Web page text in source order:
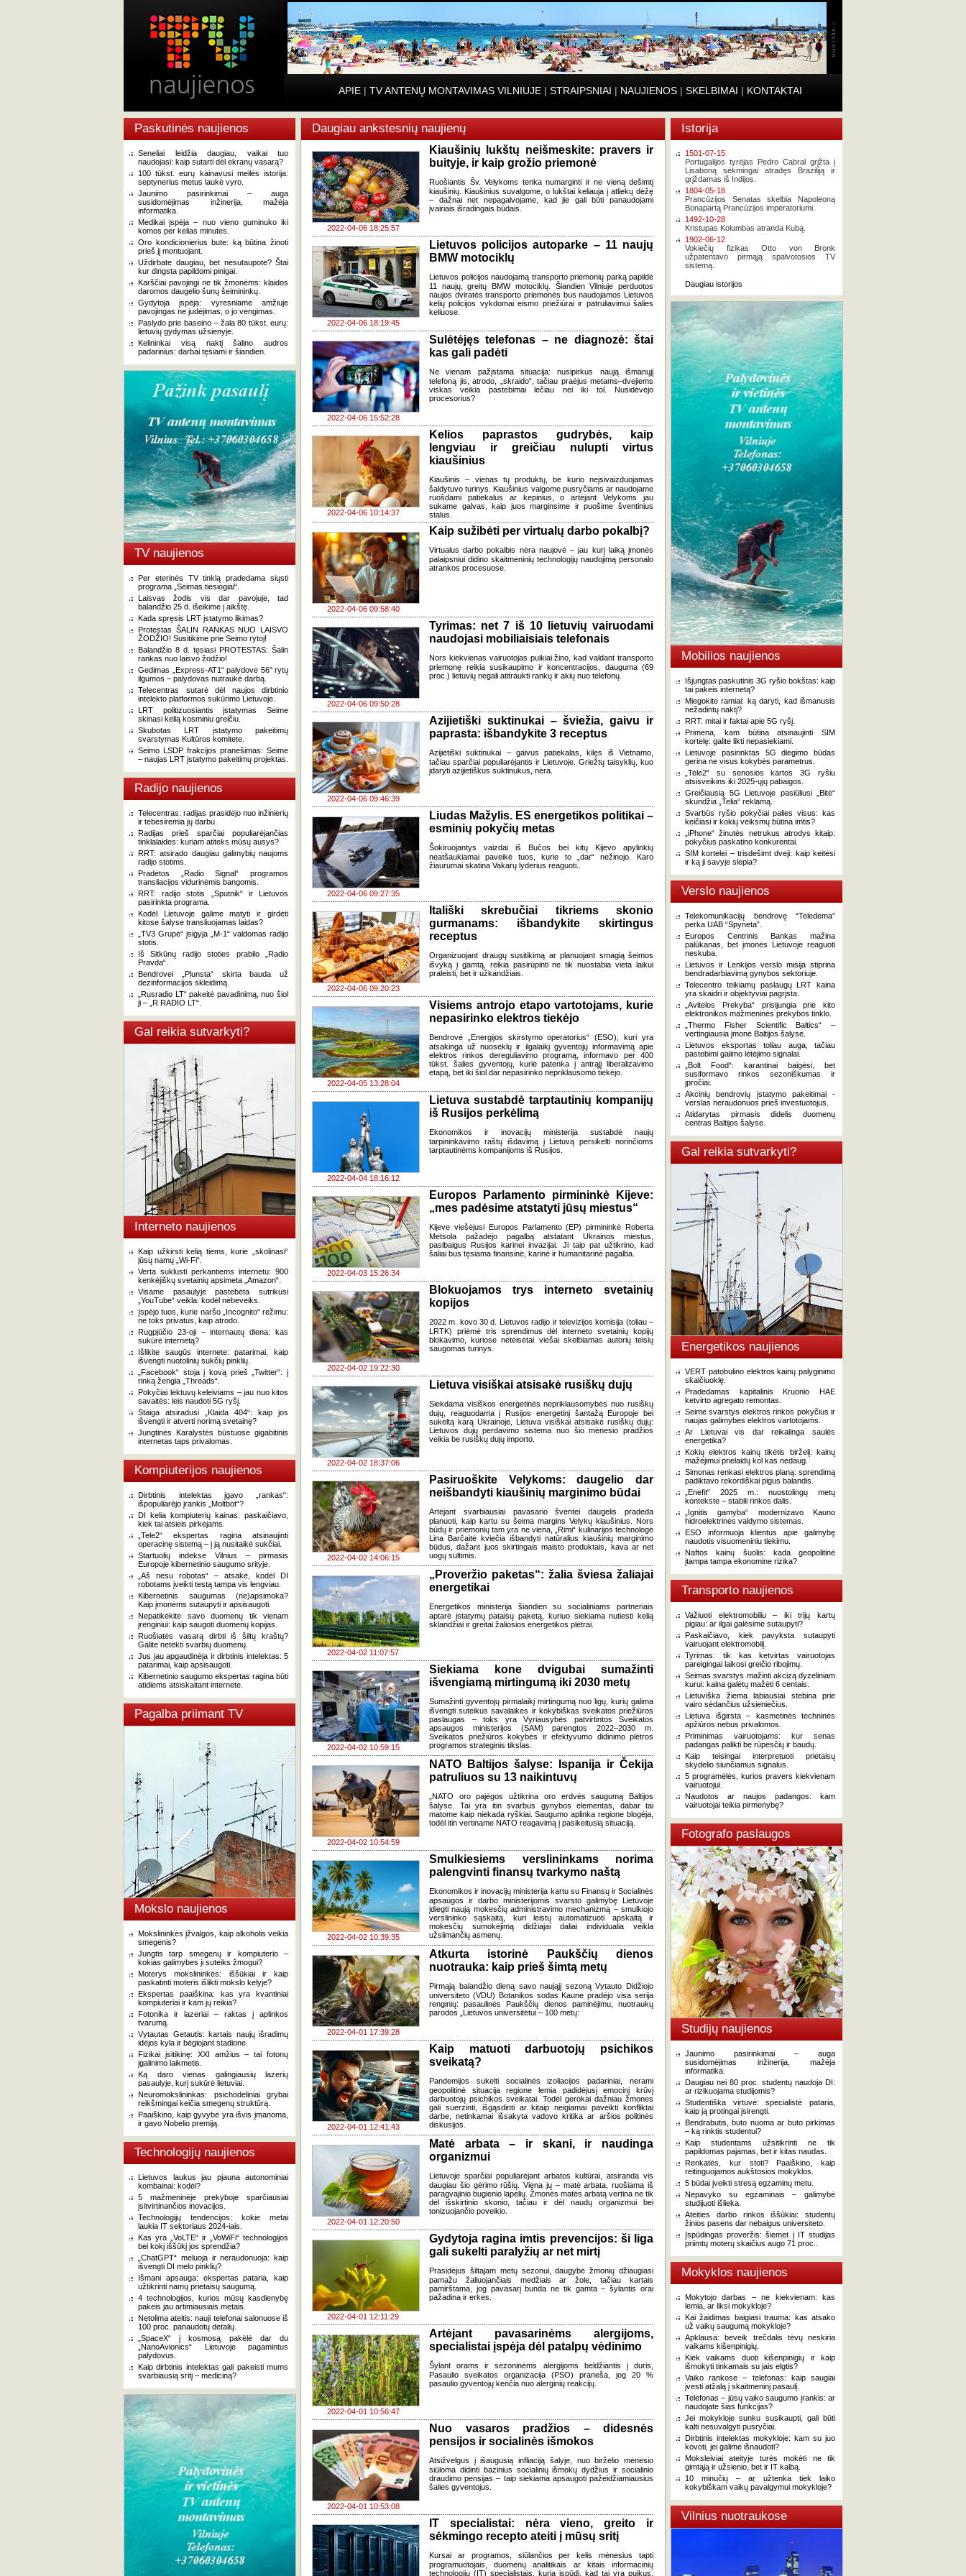
APIE | TV ANTENŲ MONTAVIMAS VILNIUJE | STRAIPSNIAI | NAUJIENOS | SKELBIMAI | KONTAKTAI
Paskutinės naujienos
Seneliai leidžia daugiau, vaikai tuo
naudojasi: kaip sutarti dėl ekranų vasarą?
100 tūkst. eurų kainavusi meilės istorija:
septynerius metus laukė vyro.
Jaunimo pasirinkimai – auga
susidomėjimas inžinerija, mažėja
informatika.
Medikai įspėja – nuo vieno guminuko iki
komos per kelias minutes.
Oro kondicionierius bute: ką būtina žinoti
prieš jį montuojant.
Uždirbate daugiau, bet nesutaupote? Štai
kur dingsta papildomi pinigai.
Karščiai pavojingi ne tik žmonėms: klaidos
daromos daugelio šunų šeimininkų.
Gydytoja įspėja: vyresniame amžiuje
pavojingas ne judėjimas, o jo vengimas.
Paslydo prie baseino – žala 80 tūkst. eurų:
lietuvių gydymas užsienyje.
Kelininkai visą naktį šalino audros
padarinius: darbai tęsiami ir šiandien.
TV naujienos
Per eterinės TV tinklą pradedama siųsti
programa „Seimas tiesiogiai“.
Laisvas žodis vis dar pavojuje, tad
balandžio 25 d. išeikime į aikštę.
Kada spręsis LRT įstatymo likimas?
Protestas ŠALIN RANKAS NUO LAISVO
ŽODŽIO! Susitikime prie Seimo rytoj!
Balandžio 8 d. tęsiasi PROTESTAS: Šalin
rankas nuo laisvo žodžio!
Gedimas „Express-AT1“ palydove 56° rytų
ilgumos – palydovas nutraukė darbą.
Telecentras sutarė dėl naujos dirbtinio
intelekto platformos sukūrimo Lietuvoje.
LRT politizuosiantis įstatymas Seime
skinasi kelią kosminiu greičiu.
Skubotas LRT įstatymo pakeitimų
svarstymas Kultūros komitete.
Seimo LSDP frakcijos pranešimas: Seime
– naujas LRT įstatymo pakeitimų projektas.
Radijo naujienos
Telecentras: radijas prasidėjo nuo inžinierių
ir tebesiremia jų darbu.
Radijas prieš sparčiai populiarėjančias
tinklalaides: kuriam atiteks mūsų ausys?
RRT: atsirado daugiau galimybių naujoms
radijo stotims.
Pradėtos „Radio Signal“ programos
transliacijos vidurinėmis bangomis.
RRT: radijo stotis „Sputnik“ ir Lietuvos
pasirinkta programa.
Kodėl Lietuvoje galime matyti ir girdėti
kitose šalyse transliuojamas laidas?
„TV3 Grupė“ įsigyja „M-1“ valdomas radijo
stotis.
Iš Sitkūnų radijo stoties prabilo „Radio
Pravda“.
Bendrovei „Plunsta“ skirta bauda už
dezinformacijos skleidimą.
„Rusradio LT“ pakeitė pavadinimą, nuo šiol
ji – „R RADIO LT“.
Gal reikia sutvarkyti?
Interneto naujienos
Kaip užkirsti kelią tiems, kurie „skolinasi“
jūsų namų „Wi-Fi“.
Verta suklusti perkantiems internetu: 900
kenkėjiškų svetainių apsimeta „Amazon“.
Visame pasaulyje pastebėta sutrikusi
„YouTube“ veikla: kodėl nebeveiks.
Įspėjo tuos, kurie naršo „Incognito“ režimu:
ne toks privatus, kaip atrodo.
Rugpjūčio 23-oji – internautų diena: kas
sukūrė internetą?
Išlikite saugūs internete: patarimai, kaip
išvengti nuotolinių sukčių pinklių.
„Facebook“ stoja į kovą prieš „Twitter“: į
rinką žengia „Threads“.
Pokyčiai lėktuvų keleiviams – jau nuo kitos
savaitės: leis naudoti 5G ryšį.
Staiga atsiradusi „Klaida 404“: kaip jos
išvengti ir atverti norimą svetainę?
Jungtinės Karalystės būstuose gigabitinis
internetas taps privalomas.
Kompiuterijos naujienos
Dirbtinis intelektas įgavo „rankas“:
išpopuliarėjo įrankis „Moltbot“?
DI kelia kompiuterių kainas: paskaičiavo,
kiek tai atsieis pirkėjams.
„Tele2“ ekspertas ragina atsinaujinti
operacinę sistemą – į ją nusitaikė sukčiai.
Startuolių indekse Vilnius – pirmasis
Europoje kibernetinio saugumo srityje.
„Aš nesu robotas“ – atsakė, kodėl DI
robotams įveikti testą tampa vis lengviau.
Kibernetinis saugumas (ne)apsimoka?
Kaip įmonėms sutaupyti ir apsisaugoti.
Nepatikėkite savo duomenų tik vienam
įrenginiui: kaip saugoti duomenų kopijas.
Ruošiatės vasarą dirbti iš šiltų kraštų?
Galite netekti svarbių duomenų.
Jus jau apgaudinėja ir dirbtinis intelektas: 5
patarimai, kaip apsisaugoti.
Kibernetinio saugumo ekspertas ragina būti
atidiems atsiskaitant internete.
Pagalba priimant TV
Mokslo naujienos
Mokslininkės įžvalgos, kaip alkoholis veikia
smegenis?
Jungtis tarp smegenų ir kompiuterio –
kokias galimybes ji suteiks žmogui?
Moterys mokslininkės: iššūkiai ir kaip
paskatinti moteris išlikti mokslo kelyje?
Ekspertas paaiškina: kas yra kvantiniai
kompiuteriai ir kam jų reikia?
Fotonika ir lazeriai – raktas į aplinkos
tvarumą.
Vytautas Getautis: kartais naujų išradimų
idėjos kyla ir bėgiojant stadione.
Fizikai įsitikinę: XXI amžius – tai fotonų
įgalinimo laikmetis.
Ką daro vienas galingiausių lazerių
pasaulyje, kurį sukūrė lietuviai.
Neuromokslininkas: psichodeliniai grybai
reikšmingai keičia smegenų struktūrą.
Paaiškino, kaip gyvybė yra išvis įmanoma,
ir gavo Nobelio premiją.
Technologijų naujienos
Lietuvos laukus jau pjauna autonominiai
kombainai: kodėl?
5 mažmeninėje prekyboje sparčiausiai
įsitvirtinančios inovacijos.
Technologijų tendencijos: kokie metai
laukia IT sektoriaus 2024-iais.
Kas yra „VoLTE“ ir „VoWiFi“ technologijos
bei kokį iššūkį jos sprendžia?
„ChatGPT“ meluoja ir neraudonuoja: kaip
išvengti DI melo pinklių?
Išmani apsauga: ekspertas pataria, kaip
užtikrinti namų prietaisų saugumą.
4 technologijos, kurios mūsų kasdienybę
pakeis jau artimiausiais metais.
Netolima ateitis: nauji telefonai salonuose iš
100 proc. panaudotų detalių.
„SpaceX“ į kosmosą pakėlė dar du
„NanoAvionics“ Lietuvoje pagamintus
palydovus.
Kaip dirbtinis intelektas gali pakeisti mums
svarbiausią sritį – mediciną?
Daugiau ankstesnių naujienų
2022-04-06 18:25:57
Kiaušinių lukštų neišmeskite: pravers ir
buityje, ir kaip grožio priemonė
Ruošiantis Šv. Velykoms tenka numarginti ir ne vieną dešimtį
kiaušinių. Kiaušinius suvalgome, o lukštai keliauja į atliekų dėžę
– dažnai net nepagalvojame, kad jie gali būti panaudojami
įvairiais išradingais būdais.
2022-04-06 18:19:45
Lietuvos policijos autoparke – 11 naujų
BMW motociklų
Lietuvos policijos naudojamą transporto priemonių parką papildė
11 naujų, greitų BMW motociklų. Šiandien Vilniuje perduotos
naujos dviratės transporto priemonės bus naudojamos Lietuvos
kelių policijos vykdomai eismo priežiūrai ir patruliavimui šalies
keliuose.
2022-04-06 15:52:28
Sulėtėjęs telefonas – ne diagnozė: štai
kas gali padėti
Ne vienam pažįstama situacija: nusipirkus naują išmanųjį
telefoną jis, atrodo, „skraido“, tačiau praėjus metams–dvejiems
viskas veikia pastebimai lėčiau nei iki tol. Nusidėvėjo
procesorius?
2022-04-06 10:14:37
Kelios paprastos gudrybės, kaip
lengviau ir greičiau nulupti virtus
kiaušinius
Kiaušinis – vienas tų produktų, be kurio neįsivaizduojamas
šaldytuvo turinys. Kiaušinius valgome pusryčiams ar naudojame
ruošdami patiekalus ar kepinius, o artėjant Velykoms jau
sukame galvas, kaip juos marginsime ir puošime šventinius
stalus.
2022-04-06 09:58:40
Kaip sužibėti per virtualų darbo pokalbį?
Virtualus darbo pokalbis nėra naujovė – jau kurį laiką įmonės
palaipsniui didino skaitmeninių technologijų naudojimą personalo
atrankos procesuose.
2022-04-06 09:50:28
Tyrimas: net 7 iš 10 lietuvių vairuodami
naudojasi mobiliaisiais telefonais
Nors kiekvienas vairuotojas puikiai žino, kad valdant transporto
priemonę reikia susikaupimo ir koncentracijos, dauguma (69
proc.) lietuvių negali atitraukti rankų ir akių nuo telefonų.
2022-04-06 09:46:39
Azijietiški suktinukai – šviežia, gaivu ir
paprasta: išbandykite 3 receptus
Azijietiški suktinukai – gaivus patiekalas, kilęs iš Vietnamo,
tačiau sparčiai populiarėjantis ir Lietuvoje. Griežtų taisyklių, kuo
įdaryti azijietiškus suktinukus, nėra.
2022-04-06 09:27:35
Liudas Mažylis. ES energetikos politikai –
esminių pokyčių metas
Šokiruojantys vaizdai iš Bučos bei kitų Kijevo apylinkių
neatšaukiamai paveikė tuos, kurie to „dar“ nežinojo. Karo
žiaurumai skatina Vakarų lyderius reaguoti..
2022-04-06 09:20:23
Itališki skrebučiai tikriems skonio
gurmanams: išbandykite skirtingus
receptus
Organizuojant draugų susitikimą ar planuojant smagią šeimos
išvyką į gamtą, reikia pasirūpinti ne tik nuostabia vieta laikui
praleisti, bet ir užkandžiais.
2022-04-05 13:28:04
Visiems antrojo etapo vartotojams, kurie
nepasirinko elektros tiekėjo
Bendrovė „Energijos skirstymo operatorius“ (ESO), kuri yra
atsakinga už nuoseklų ir ilgalaikį gyventojų informavimą apie
elektros rinkos dereguliavimo programą, informavo per 400
tūkst. šalies gyventojų, kurie patenka į antrąjį liberalizavimo
etapą, bet iki šiol dar nepasirinko nepriklausomo tiekėjo.
2022-04-04 18:16:12
Lietuva sustabdė tarptautinių kompanijų
iš Rusijos perkėlimą
Ekonomikos ir inovacijų ministerija sustabdė naujų
tarpininkavimo raštų išdavimą į Lietuvą persikelti norinčioms
tarptautinėms kompanijoms iš Rusijos.
2022-04-03 15:26:34
Europos Parlamento pirmininkė Kijeve:
„mes padėsime atstatyti jūsų miestus“
Kijeve viešėjusi Europos Parlamento (EP) pirmininkė Roberta
Metsola pažadėjo pagalbą atstatant Ukrainos miestus,
pasibaigus Rusijos karinei invazijai. Ji taip pat užtikrino, kad
šaliai bus tęsiama finansinė, karinė ir humanitarinė pagalba.
2022-04-02 19:22:30
Blokuojamos trys interneto svetainių
kopijos
2022 m. kovo 30 d. Lietuvos radijo ir televizijos komisija (toliau –
LRTK) priėmė tris sprendimus dėl interneto svetainių kopijų
blokavimo, kuriose neteisėtai viešai skelbiamas autorių teisių
saugomas turinys.
2022-04-02 18:37:06
Lietuva visiškai atsisakė rusiškų dujų
Siekdama visiškos energetinės nepriklausomybės nuo rusiškų
dujų, reaguodama į Rusijos energetinį šantažą Europoje bei
sukeltą karą Ukrainoje, Lietuva visiškai atsisakė rusiškų dujų:
Lietuvos dujų perdavimo sistema nuo šio mėnesio pradžios
veikia be rusiškų dujų importo.
2022-04-02 14:06:15
Pasiruoškite Velykoms: daugelio dar
neišbandyti kiaušinių marginimo būdai
Artėjant svarbiausiai pavasario šventei daugelis pradeda
planuoti, kaip kartu su šeima margins Velykų kiaušinius. Nors
būdų ir priemonių tam yra ne viena, „Rimi“ kulinarijos technologė
Lina Barčaitė kviečia išbandyti natūralius kiaušinių marginimo
būdus, dažant juos skirtingais maisto produktais, kava ar net
uogų sultimis.
2022-04-02 11:07:57
„Proveržio paketas“: žalia šviesa žaliajai
energetikai
Energetikos ministerija šiandien su socialiniams partneriais
aptarė įstatymų pataisų paketą, kuriuo siekiama nutiesti kelią
sklandžiai ir greitai žaliosios energetikos plėtrai.
2022-04-02 10:59:15
Siekiama kone dvigubai sumažinti
išvengiamą mirtingumą iki 2030 metų
Sumažinti gyventojų pirmalaikį mirtingumą nuo ligų, kurių galima
išvengti suteikus savalaikes ir kokybiškas sveikatos priežiūros
paslaugas – toks yra Vyriausybės patvirtintos Sveikatos
apsaugos ministerijos (SAM) parengtos 2022–2030 m.
Sveikatos priežiūros kokybės ir efektyvumo didinimo plėtros
programos strateginis tikslas.
2022-04-02 10:54:59
NATO Baltijos šalyse: Ispanija ir Čekija
patruliuos su 13 naikintuvų
„NATO oro pajėgos užtikrina oro erdvės saugumą Baltijos
šalyse. Tai yra itin svarbus gynybos elementas, dabar tai
matome kaip niekada ryškiai. Saugumo aplinka regione blogėja,
todėl itin vertiname NATO reagavimą į pasikeitusią situaciją.
2022-04-02 10:39:35
Smulkiesiems verslininkams norima
palengvinti finansų tvarkymo naštą
Ekonomikos ir inovacijų ministerija kartu su Finansų ir Socialinės
apsaugos ir darbo ministerijomis svarsto galimybę Lietuvoje
įdiegti naują mokesčių administravimo mechanizmą – smulkiojo
verslininko sąskaitą, kuri leistų automatizuoti apskaitą ir
mokesčių sumokėjimą didžiajai daliai individualia veikla
užsiimančių asmenų.
2022-04-01 17:39:28
Atkurta istorinė Paukščių dienos
nuotrauka: kaip prieš šimtą metų
Pirmąją balandžio dieną savo naująjį sezoną Vytauto Didžiojo
universiteto (VDU) Botanikos sodas Kaune pradėjo visa serija
renginių: pasaulinės Paukščių dienos paminėjimu, nuotraukų
parodos „Lietuvos universitetui – 100 metų:
2022-04-01 12:41:43
Kaip matuoti darbuotojų psichikos
sveikatą?
Pandemijos sukelti socialinės izoliacijos padariniai, nerami
geopolitinė situacija regione lemia padidėjusį emocinį krūvį
darbuotojų psichikos sveikatai. Todėl gerokai dažniau žmones
gali suerzinti, išgąsdinti ar kitaip neigiamai paveikti konfliktai
darbe, netinkamai išsakyta vadovo kritika ar aršios politinės
diskusijos.
2022-04-01 12:20:50
Matė arbata – ir skani, ir naudinga
organizmui
Lietuvoje sparčiai populiarėjant arbatos kultūrai, atsiranda vis
daugiau šio gėrimo rūšių. Viena jų – matė arbata, ruošiama iš
paragvajinio bugienio lapelių. Žmonės matės arbatą vertina ne tik
dėl išskirtinio skonio, tačiau ir dėl naudų organizmui bei
tonizuojančio poveikio.
2022-04-01 12:11:29
Gydytoja ragina imtis prevencijos: ši liga
gali sukelti paralyžių ar net mirtį
Prasidėjus šiltajam metų sezonui, daugybė žmonių džiaugiasi
pamažu žaliuojančiais medžiais ar žole, tačiau kartais
pamirštama, jog pavasarį bunda ne tik gamta – šylantis orai
pažadina ir erkes.
2022-04-01 10:56:47
Artėjant pavasarinėms alergijoms,
specialistai įspėja dėl patalpų vėdinimo
Šylant orams ir sezoninėms alergijoms beldžiantis į duris,
Pasaulio sveikatos organizacija (PSO) praneša, jog 20 %
pasaulio gyventojų kenčia nuo alerginių reakcijų.
2022-04-01 10:53:08
Nuo vasaros pradžios – didesnės
pensijos ir socialinės išmokos
Atsižvelgus į išaugusią infliaciją šalyje, nuo birželio mėnesio
siūloma didinti bazinius socialinių išmokų dydžius ir socialinio
draudimo pensijas – taip siekiama apsaugoti pažeidžiamiausius
šalies gyventojus.
IT specialistai: nėra vieno, greito ir
sėkmingo recepto ateiti į mūsų sritį
Kursai ar programos, siūlančios per kelis mėnesius tapti
programuotojais, duomenų analitikais ar kitais informacinių
technologijų (IT) specialistais, kuria įspūdį, kad tai yra puikus,
Istorija
1501-07-15
Portugalijos tyrėjas Pedro Cabral grįžta į
Lisaboną sėkmingai atradęs Braziliją ir
grįždamas iš Indijos.
1804-05-18
Prancūzijos Senatas skelbia Napoleoną
Bonapartą Prancūzijos imperatoriumi.
1492-10-28
Kristupas Kolumbas atranda Kubą.
1902-06-12
Vokiečių fizikas Otto von Bronk
užpatentavo pirmąją spalvotosios TV
sistemą.
Daugiau istorijos
Mobilios naujienos
Išjungtas paskutinis 3G ryšio bokštas: kaip
tai pakeis internetą?
Miegokite ramiai: ką daryti, kad išmanusis
nežadintų naktį?
RRT: mitai ir faktai apie 5G ryšį.
Primena, kam būtina atsinaujinti SIM
kortelę: galite likti nepasiekiami.
Lietuvoje pasirinktas 5G diegimo būdas
gerina ne visus kokybės parametrus.
„Tele2“ su senosios kartos 3G ryšiu
atsisveikins iki 2025-ųjų pabaigos.
Greičiausią 5G Lietuvoje pasiūliusi „Bitė“
skundžia „Telia“ reklamą.
Svarbūs ryšio pokyčiai palies visus: kas
keičiasi ir kokių veiksmų būtina imtis?
„iPhone“ žinutės netrukus atrodys kitaip:
pokyčius paskatino konkurentai.
SIM kortelei – trisdešimt dveji: kaip keitėsi
ir ką ji savyje slepia?
Verslo naujienos
Telekomunikacijų bendrovę “Teledema”
perka UAB “Spyneta”.
Europos Centrinis Bankas mažina
palūkanas, bet įmonės Lietuvoje reaguoti
neskuba.
Lietuvos ir Lenkijos verslo misija stiprina
bendradarbiavimą gynybos sektoriuje.
Telecentro teikiamų paslaugų LRT kaina
yra skaidri ir objektyviai pagrįsta.
„Avitelos Prekyba“ prisijungia prie kito
elektronikos mažmeninės prekybos tinklo.
„Thermo Fisher Scientific Baltics“ –
vertingiausia įmonė Baltijos šalyse.
Lietuvos eksportas toliau auga, tačiau
pastebimi galimo lėtėjimo signalai.
„Bolt Food“: karantinai baigėsi, bet
susiformavo rinkos sezoniškumas ir
įpročiai.
Akcinių bendrovių įstatymo pakeitimai -
verslas neraudonuos prieš investuotojus.
Atidarytas pirmasis didelis duomenų
centras Baltijos šalyse.
Gal reikia sutvarkyti?
Energetikos naujienos
VERT patobulino elektros kainų palyginimo
skaičiuoklę.
Pradedamas kapitalinis Kruonio HAE
ketvirto agregato remontas.
Seime svarstys elektros rinkos pokyčius ir
naujas galimybes elektros vartotojams.
Ar Lietuvai vis dar reikalinga saulės
energetika?
Kokių elektros kainų tikėtis birželį: kainų
mažėjimui prielaidų kol kas nedaug.
Simonas renkasi elektros planą: sprendimą
padiktavo rekordiškai pigus balandis.
„Enefit“ 2025 m.: nuostolingų metų
kontekste – stabili rinkos dalis.
„Ignitis gamyba“ modernizavo Kauno
hidroelektrinės valdymo sistemas.
ESO informuoja klientus apie galimybę
naudotis visuomeniniu tiekimu.
Naftos kainų šuolis: kada geopolitinė
įtampa tampa ekonomine rizika?
Transporto naujienos
Važiuoti elektromobiliu – iki trijų kartų
pigiau: ar ilgai galėsime sutaupyti?
Paskaičiavo, kiek pavyksta sutaupyti
vairuojant elektromobilį.
Tyrimas: tik kas ketvirtas vairuotojas
pareigingai laikosi greičio ribojimų.
Seimas svarstys mažinti akcizą dyzeliniam
kurui: kaina galėtų mažėti 6 centais.
Lietuviška žiema labiausiai stebina prie
vairo sėdančius užsieniečius.
Lietuva išgirsta – kasmetinės techninės
apžiūros nebus privalomos.
Priminimas vairuotojams: kur senas
padangas palikti be rūpesčių ir baudų.
Kaip teisingai interpretuoti prietaisų
skydelio siunčiamus signalus.
5 programėlės, kurios pravers kiekvienam
vairuotojui.
Naudotos ar naujos padangos: kam
vairuotojai teikia pirmenybę?
Fotografo paslaugos
Studijų naujienos
Jaunimo pasirinkimai – auga
susidomėjimas inžinerija, mažėja
informatika.
Daugiau nei 80 proc. studentų naudoja DI:
ar rizikuojama studijomis?
Studentiška virtuvė: specialistė pataria,
kaip ją protingai įsirengti.
Bendrabutis, buto nuoma ar buto pirkimas
– ką rinktis studentui?
Kaip studentams užsitikrinti ne tik
papildomas pajamas, bet ir kitas naudas.
Renkatės, kur stoti? Paaiškino, kaip
reitinguojamos aukštosios mokyklos.
5 būdai įveikti stresą egzaminų metu.
Nepavyko su egzaminais – galimybė
studijuoti išlieka.
Ateities darbo rinkos iššūkiai: studentų
žinios pasens dar nebaigus universiteto.
Įspūdingas proveržis: šiemet į IT studijas
priimtų moterų skaičius augo 71 proc..
Mokyklos naujienos
Mokytojo darbas – ne kiekvienam: kas
lemia, ar liksi mokykloje?
Kai žaidimas baigiasi trauma: kas atsako
už vaikų saugumą mokykloje?
Apklausa: beveik trečdalis tėvų neskiria
vaikams kišenpinigių.
Kiek vaikams duoti kišenpinigių ir kaip
išmokyti tinkamais su jais elgtis?
Vaiko rankose – telefonas: kaip saugiai
įvesti atžalą į skaitmeninį pasaulį.
Telefonas – jūsų vaiko saugumo įrankis: ar
naudojate šias funkcijas?
Jei mokykloje sunku susikaupti, gali būti
kalti nesuvalgyti pusryčiai.
Dirbtinis intelektas mokykloje: kam su juo
kovoti, jei galime išnaudoti?
Moksleiviai ateityje turės mokėti ne tik
gimtąją ir užsienio, bet ir IT kalbą.
10 minučių – ar užtenka tiek laiko
kokybiškam vaikų pavalgymui mokykloje?
Vilnius nuotraukose